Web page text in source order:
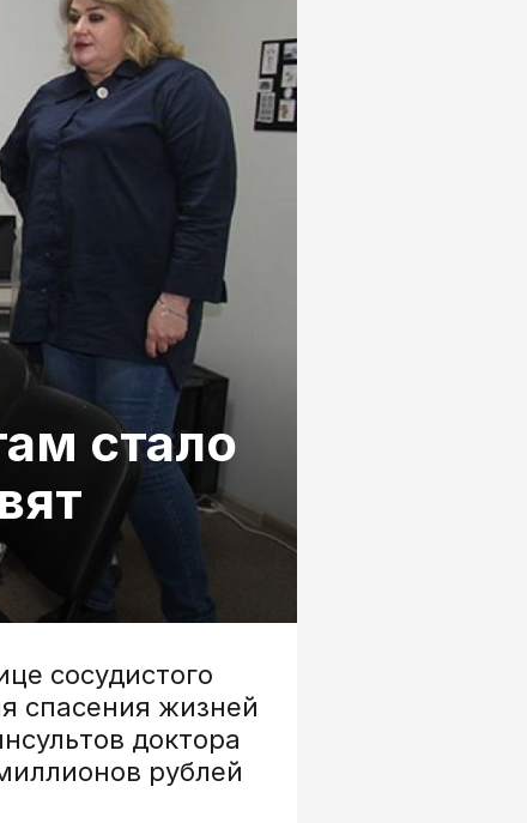
стало
сосудистого
спасения жизней
доктора
рублей